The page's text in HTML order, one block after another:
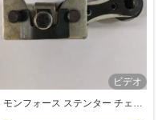
ビデオ
モンフォース ステンター チェー